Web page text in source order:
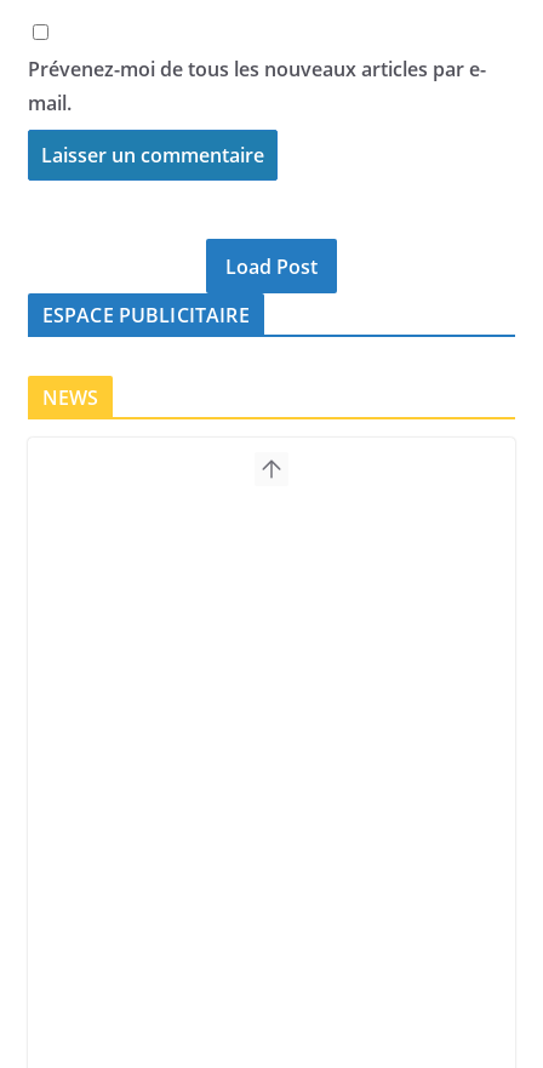
Prévenez-moi de tous les nouveaux articles par e-
mail.
Load Post
ESPACE PUBLICITAIRE
NEWS